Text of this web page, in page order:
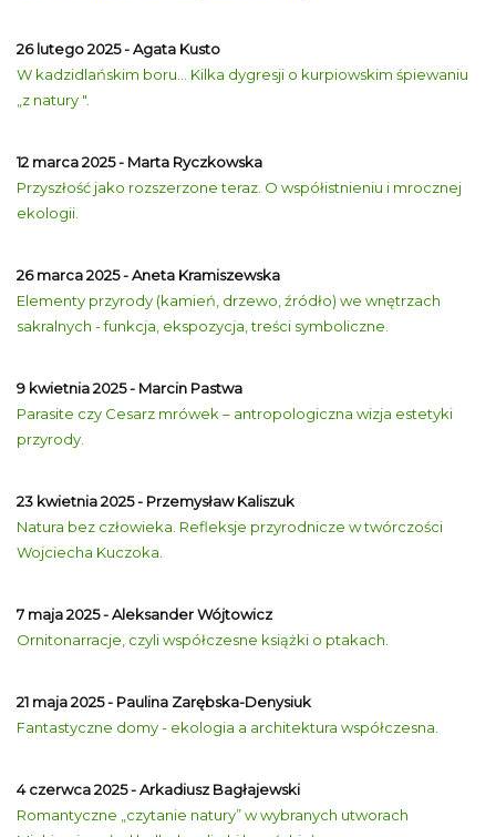
26 lutego 2025 - Agata Kusto
W kadzidlańskim boru... Kilka dygresji o kurpiowskim śpiewaniu
„z natury ".
12 marca 2025 - Marta Ryczkowska
Przyszłość jako rozszerzone teraz. O współistnieniu i mrocznej
ekologii.
26 marca 2025 - Aneta Kramiszewska
Elementy przyrody (kamień, drzewo, źródło) we wnętrzach
sakralnych - funkcja, ekspozycja, treści symboliczne.
9 kwietnia 2025 - Marcin Pastwa
Parasite czy Cesarz mrówek – antropologiczna wizja estetyki
przyrody.
23 kwietnia 2025 - Przemysław Kaliszuk
Natura bez człowieka. Refleksje przyrodnicze w twórczości
Wojciecha Kuczoka.
7 maja 2025 - Aleksander Wójtowicz
Ornitonarracje, czyli współczesne książki o ptakach.
21 maja 2025 - Paulina Zarębska-Denysiuk
Fantastyczne domy - ekologia a architektura współczesna.
4 czerwca 2025 - Arkadiusz Bagłajewski
Romantyczne „czytanie natury” w wybranych utworach